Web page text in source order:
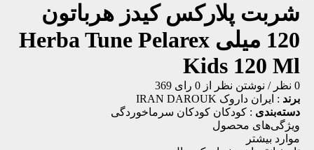
شربت پلارکس کیدز هرباتون
120 میلی
Herba Tune Pelarex
Kids 120 Ml
0 نظر / نوشتن نظر از 0 رای
369
برند : ایران داروک IRAN DAROUK
دسته‌بندی : کودکان کودکان سرماخوردگی
ویژگی‌های محصول
موارد بیشتر